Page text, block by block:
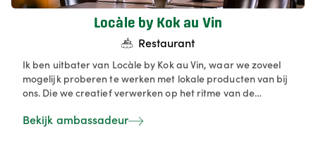
Locàle by Kok au Vin
Restaurant
Ik ben uitbater van Locàle by Kok au Vin, waar we zoveel
mogelijk proberen te werken met lokale producten van bij
ons. Die we creatief verwerken op het ritme van de
alsook de mensen die hiervoor zorgen.
Bekijk ambassadeur